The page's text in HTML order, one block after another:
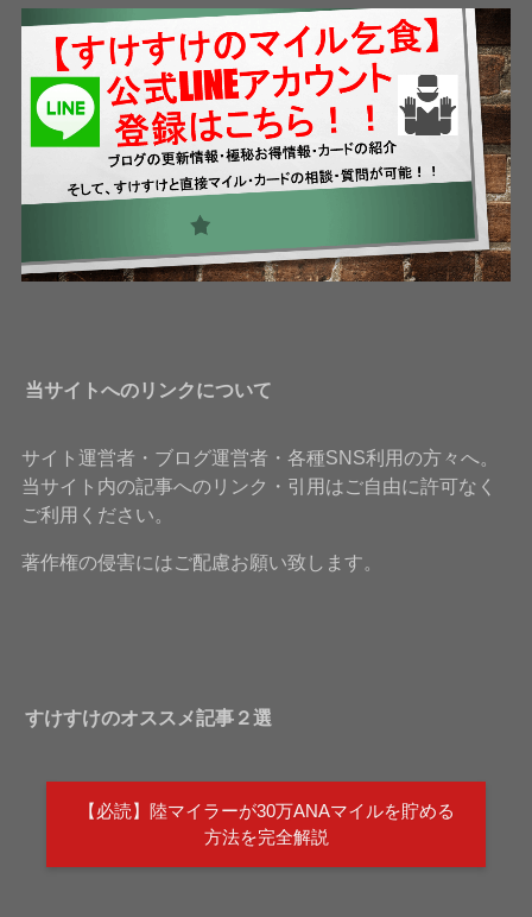
当サイトへのリンクについて
サイト運営者・ブログ運営者・各種SNS利用の方々へ。
当サイト内の記事へのリンク・引用はご自由に許可なく
ご利用ください。
著作権の侵害にはご配慮お願い致します。
すけすけのオススメ記事２選
【必読】陸マイラーが30万ANAマイルを貯める
方法を完全解説